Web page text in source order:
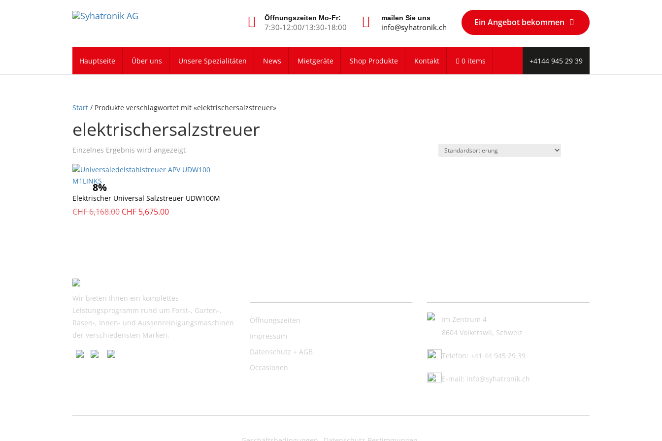
Öffnungszeiten Mo-Fr:
7:30-12:00/13:30-18:00
mailen Sie uns
info@syhatronik.ch Ein Angebot bekommen
Hauptseite Über uns Unsere Spezialitäten News Mietgeräte Shop Produkte Kontakt +4144 945 29 39
0 items
Start / Produkte verschlagwortet mit «elektrischersalzstreuer»
elektrischersalzstreuer
Einzelnes Ergebnis wird angezeigt
8%
Elektrischer Universal Salzstreuer UDW100M
CHF6,168.00 Ursprünglicher
CHF 5,675.00Aktueller
Wir bieten Ihnen ein komplettes
Leistungsprogramm rund um Forst-, Garten-,
Rasen-, Innen- und Aussenreinigungsmaschinen
der verschiedensten Marken.
Öffnungszeiten
Impressum
Datenschutz + AGB
Occasionen
Im Zentrum 4
8604 Volketswil, Schweiz
Telefon: +41 44 945 29 39
E-mail: info@syhatronik.ch